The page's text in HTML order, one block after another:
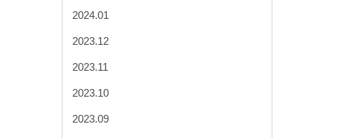
2024.01
2023.12
2023.11
2023.10
2023.09